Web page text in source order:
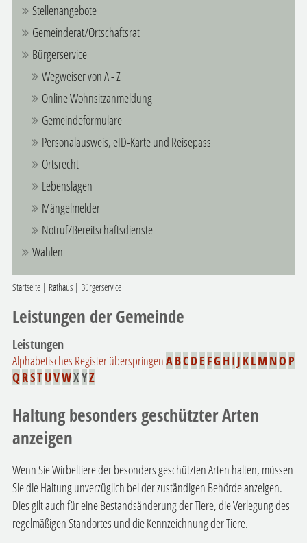
Stellenangebote
Gemeinderat/Ortschaftsrat
Bürgerservice
Wegweiser von A - Z
Online Wohnsitzanmeldung
Gemeindeformulare
Personalausweis, eID-Karte und Reisepass
Ortsrecht
Lebenslagen
Mängelmelder
Notruf/Bereitschaftsdienste
Wahlen
Startseite| Rathaus| Bürgerservice
Leistungen der Gemeinde
Leistungen
Alphabetisches Register überspringenABCDE FG H I J KLM NO P
Q RSTUVWXYZ
Haltung besonders geschützter Arten
anzeigen
Wenn Sie Wirbeltiere der besonders geschützten Arten halten, müssen
Sie die Haltung unverzüglich bei der zuständigen Behörde anzeigen.
Dies gilt auch für eine Bestandsänderung der Tiere, die Verlegung des
regelmäßigen Standortes und die Kennzeichnung der Tiere.